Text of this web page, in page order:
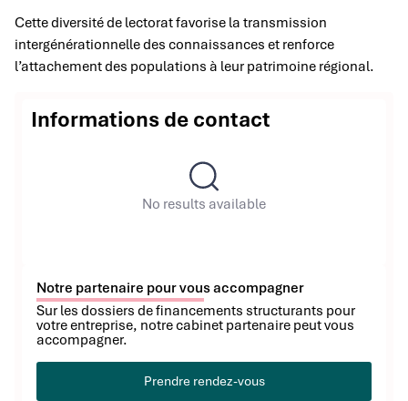
Cette diversité de lectorat favorise la transmission
intergénérationnelle des connaissances et renforce
l’attachement des populations à leur patrimoine régional.
Informations de contact
No results available
Notre partenaire pour vous accompagner
Sur les dossiers de financements structurants pour
votre entreprise, notre cabinet partenaire peut vous
accompagner.
Prendre rendez-vous